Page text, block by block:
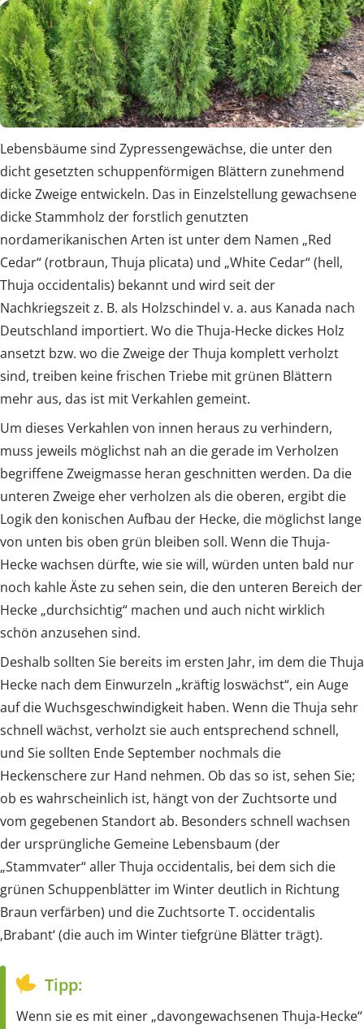
Lebensbäume sind Zypressengewächse, die unter den
dicht gesetzten schuppenförmigen Blättern zunehmend
dicke Zweige entwickeln. Das in Einzelstellung gewachsene
dicke Stammholz der forstlich genutzten
nordamerikanischen Arten ist unter dem Namen „Red
Cedar“ (rotbraun, Thuja plicata) und „White Cedar“ (hell,
Thuja occidentalis) bekannt und wird seit der
Nachkriegszeit z. B. als Holzschindel v. a. aus Kanada nach
Deutschland importiert. Wo die Thuja-Hecke dickes Holz
ansetzt bzw. wo die Zweige der Thuja komplett verholzt
sind, treiben keine frischen Triebe mit grünen Blättern
mehr aus, das ist mit Verkahlen gemeint.
Um dieses Verkahlen von innen heraus zu verhindern,
muss jeweils möglichst nah an die gerade im Verholzen
begriffene Zweigmasse heran geschnitten werden. Da die
unteren Zweige eher verholzen als die oberen, ergibt die
Logik den konischen Aufbau der Hecke, die möglichst lange
von unten bis oben grün bleiben soll. Wenn die Thuja-
Hecke wachsen dürfte, wie sie will, würden unten bald nur
noch kahle Äste zu sehen sein, die den unteren Bereich der
Hecke „durchsichtig“ machen und auch nicht wirklich
schön anzusehen sind.
Deshalb sollten Sie bereits im ersten Jahr, im dem die Thuja
Hecke nach dem Einwurzeln „kräftig loswächst“, ein Auge
auf die Wuchsgeschwindigkeit haben. Wenn die Thuja sehr
schnell wächst, verholzt sie auch entsprechend schnell,
und Sie sollten Ende September nochmals die
Heckenschere zur Hand nehmen. Ob das so ist, sehen Sie;
ob es wahrscheinlich ist, hängt von der Zuchtsorte und
vom gegebenen Standort ab. Besonders schnell wachsen
der ursprüngliche Gemeine Lebensbaum (der
„Stammvater“ aller Thuja occidentalis, bei dem sich die
grünen Schuppenblätter im Winter deutlich in Richtung
Braun verfärben) und die Zuchtsorte T. occidentalis
‚Brabant‘ (die auch im Winter tiefgrüne Blätter trägt).
Tipp:
Wenn sie es mit einer „davongewachsenen Thuja-Hecke“